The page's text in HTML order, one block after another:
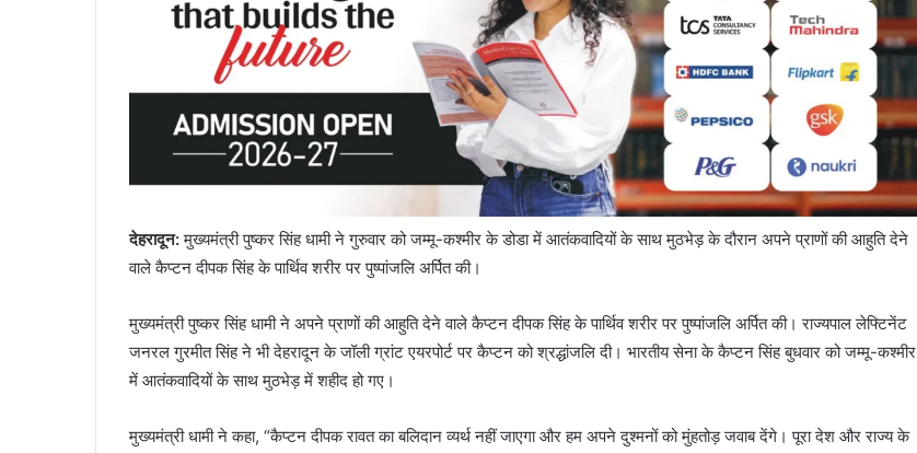
देहरादून: मुख्यमंत्री पुष्कर सिंह धामी ने गुरुवार को जम्मू-कश्मीर के डोडा में आतंकवादियों के साथ मुठभेड़ के दौरान अपने प्राणों की आहुति देने
वाले कैप्टन दीपक सिंह के पार्थिव शरीर पर पुष्पांजलि अर्पित की।
मुख्यमंत्री पुष्कर सिंह धामी ने अपने प्राणों की आहुति देने वाले कैप्टन दीपक सिंह के पार्थिव शरीर पर पुष्पांजलि अर्पित की। राज्यपाल लेफ्टिनेंट
जनरल गुरमीत सिंह ने भी देहरादून के जॉली ग्रांट एयरपोर्ट पर कैप्टन को श्रद्धांजलि दी। भारतीय सेना के कैप्टन सिंह बुधवार को जम्मू-कश्मीर
में आतंकवादियों के साथ मुठभेड़ में शहीद हो गए।
मुख्यमंत्री धामी ने कहा, “कैप्टन दीपक रावत का बलिदान व्यर्थ नहीं जाएगा और हम अपने दुश्मनों को मुंहतोड़ जवाब देंगे। पूरा देश और राज्य के